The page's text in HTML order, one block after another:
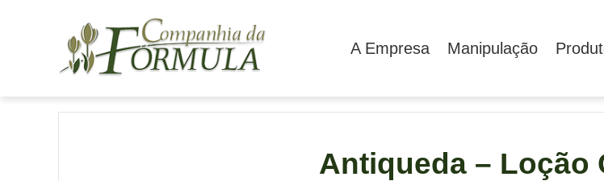
A Empresa Manipulação
Antiqueda – Loção